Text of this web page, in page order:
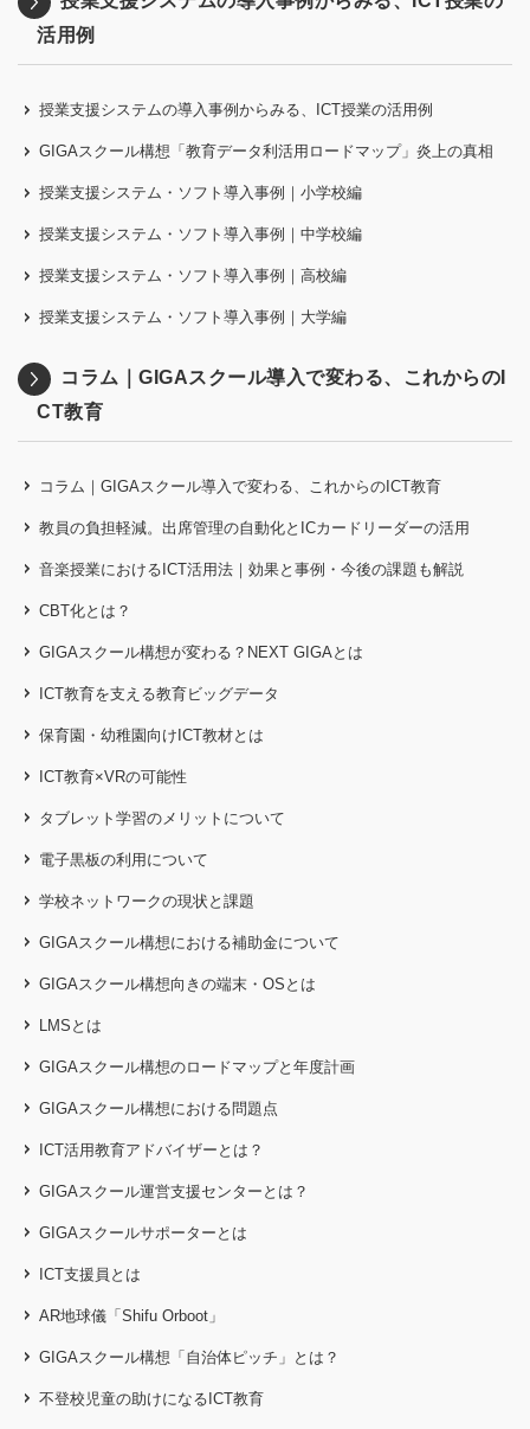
活用例
授業支援システムの導入事例からみる、ICT授業の活用例
GIGAスクール構想「教育データ利活用ロードマップ」炎上の真相
授業支援システム・ソフト導入事例｜小学校編
授業支援システム・ソフト導入事例｜中学校編
授業支援システム・ソフト導入事例｜高校編
授業支援システム・ソフト導入事例｜大学編
コラム｜GIGAスクール導入で変わる、これからのI
CT教育
コラム｜GIGAスクール導入で変わる、これからのICT教育
教員の負担軽減。出席管理の自動化とICカードリーダーの活用
音楽授業におけるICT活用法｜効果と事例・今後の課題も解説
CBT化とは？
GIGAスクール構想が変わる？NEXT GIGAとは
ICT教育を支える教育ビッグデータ
保育園・幼稚園向けICT教材とは
ICT教育×VRの可能性
タブレット学習のメリットについて
電子黒板の利用について
学校ネットワークの現状と課題
GIGAスクール構想における補助金について
GIGAスクール構想向きの端末・OSとは
LMSとは
GIGAスクール構想のロードマップと年度計画
GIGAスクール構想における問題点
ICT活用教育アドバイザーとは？
GIGAスクール運営支援センターとは？
GIGAスクールサポーターとは
ICT支援員とは
AR地球儀「Shifu Orboot」
GIGAスクール構想「自治体ピッチ」とは？
不登校児童の助けになるICT教育